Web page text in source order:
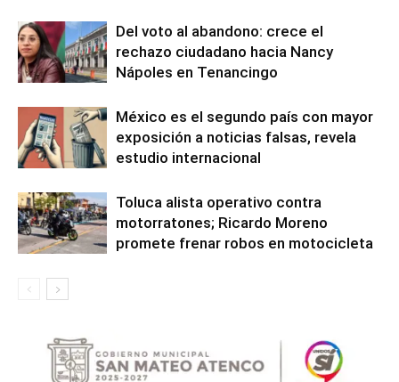
Del voto al abandono: crece el
rechazo ciudadano hacia Nancy
Nápoles en Tenancingo
México es el segundo país con mayor
exposición a noticias falsas, revela
estudio internacional
Toluca alista operativo contra
motorratones; Ricardo Moreno
promete frenar robos en motocicleta